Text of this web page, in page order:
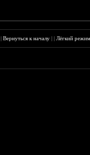
|Вернуться к началу ||Лёгкий